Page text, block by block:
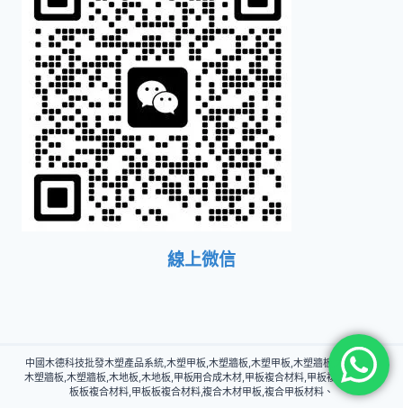
線上微信
中國木德科技批發木塑產品系統,木塑甲板,木塑牆板,木塑甲板,木塑牆板,木塑牆板,
木塑牆板,木塑牆板,木地板,木地板,甲板用合成木材,甲板複合材料,甲板複合材料,甲
板板複合材料,甲板板複合材料,複合木材甲板,複合甲板材料、